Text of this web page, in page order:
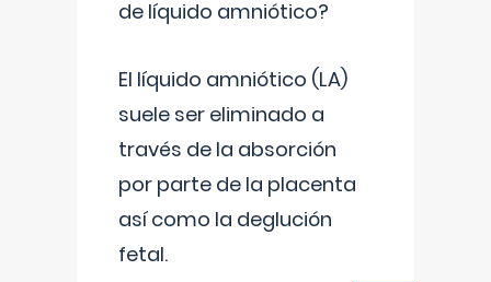
de líquido amniótico?
El líquido amniótico (LA)
suele ser eliminado a
través de la absorción
por parte de la placenta
así como la deglución
fetal.